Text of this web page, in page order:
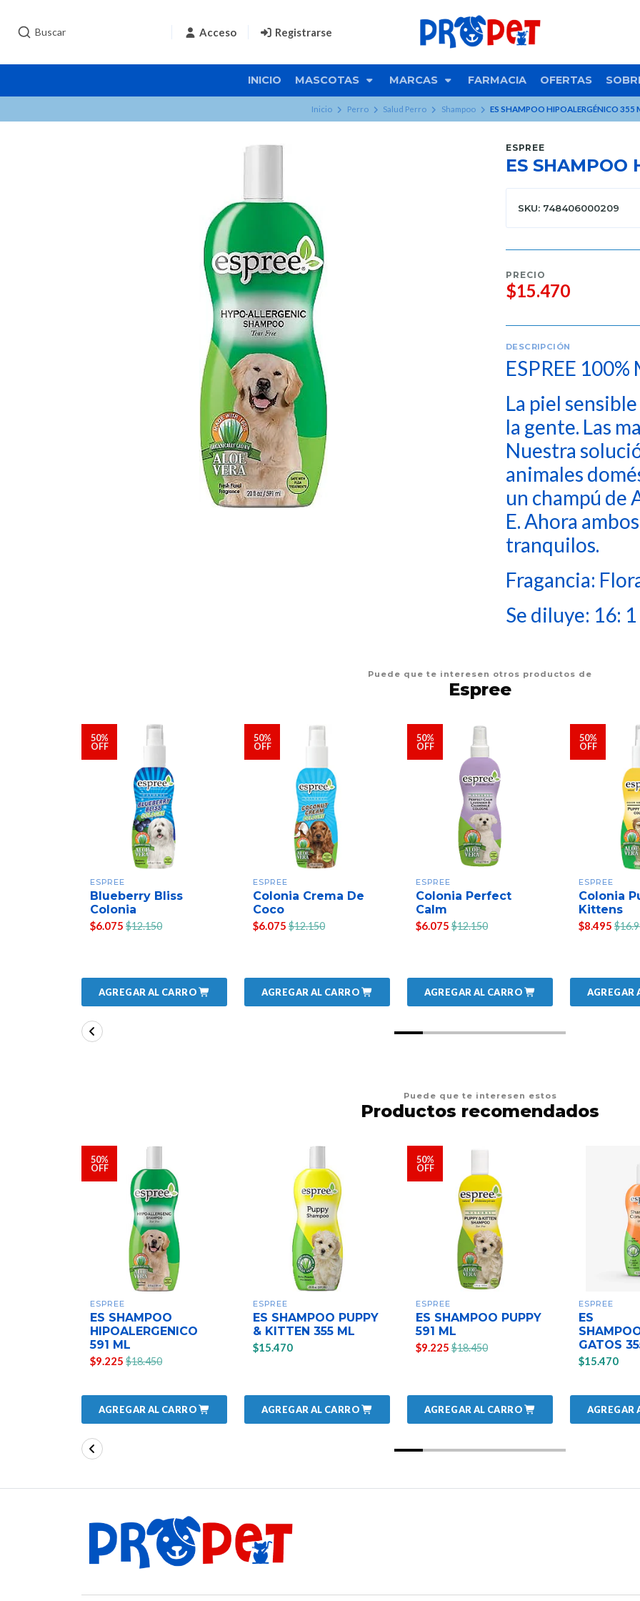
Acceso Registrarse
INICIO MASCOTAS MARCAS FARMACIA OFERTAS
Inicio Perro Salud Perro Shampoo ES SHAMPOO HIPOALERGÉNICO 355
ESPREE
ES SHAMPOO
SKU: 748406000209
PRECIO
$15.470
DESCRIPCIÓN
ESPREE
La piel
la gente. Las
Nuestra
animales
un champú de
E. Ahora
tranquilos.
Fragancia:
Se diluye: 16: 1
Puede que te interesen otros productos de
Espree
50%
OFF
ESPREE
Blueberry Bliss
Colonia
$6.075 $12.150
AGREGAR AL CARRO
50%
OFF
ESPREE
Colonia Crema De
Coco
$6.075 $12.150
AGREGAR AL CARRO
50%
OFF
ESPREE
Colonia Perfect
Calm
$6.075 $12.150
AGREGAR AL CARRO
50%
OFF
ESPREE
Colonia
Kittens
$8.495
AGREGAR
Puede que te interesen estos
Productos recomendados
50%
OFF
ESPREE
ES SHAMPOO
HIPOALERGENICO
591 ML
$9.225 $18.450
AGREGAR AL CARRO
ESPREE
ES SHAMPOO PUPPY
& KITTEN 355 ML
$15.470
AGREGAR AL CARRO
50%
OFF
ESPREE
ES SHAMPOO PUPPY
591 ML
$9.225 $18.450
AGREGAR AL CARRO
ESPREE
ES
GATOS
$15.470
AGREGAR